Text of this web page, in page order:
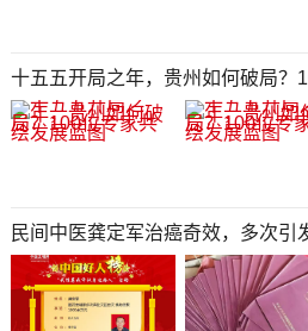
十五五开局之年，贵州如何破局？
民间中医龚定军治癌奇效，多次引